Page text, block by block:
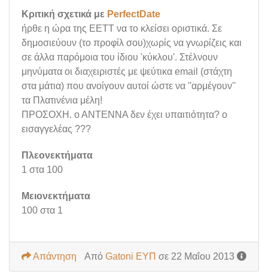
Κριτική σχετικά με PerfectDate
ήρθε η ώρα της ΕΕΤΤ να το κλείσει οριστικά. Σε
δημοσιεύουν (το προφίλ σου)χωρίς να γνωρίζεις και
σε άλλα παρόμοια του ίδιου 'κύκλου'. Στέλνουν
μηνύματα οι διαχειριστές με ψεύτικα email (στάχτη
στα μάτια) που ανοίγουν αυτοί ώστε να ''αρμέγουν''
τα Πλατινένια μέλη!
ΠΡΟΣΟΧΗ. ο ΑΝΤΕΝΝΑ δεν έχει υπαιτιότητα? ο
εισαγγελέας ???
Πλεονεκτήματα
1 στα 100
Μειονεκτήματα
100 στα 1
Από Gatoni ΕΥΠ σε 22 Μαΐου 2013
Απάντηση